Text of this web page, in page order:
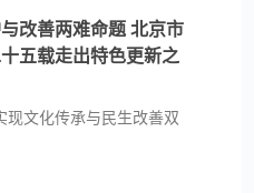
改善两难命题 北京市
五载走出特色更新之
现文化传承与民生改善双